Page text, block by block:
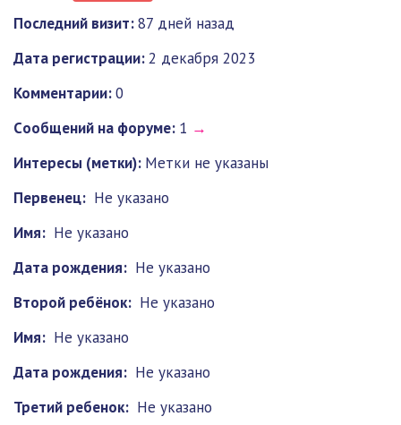
Последний визит:87 дней назад
Дата регистрации:2 декабря 2023
Комментарии:0
Cообщений на форуме: 1 →
Интересы (метки): Метки не указаны
Первенец: Не указано
Имя: Не указано
Дата рождения: Не указано
Второй ребёнок: Не указано
Имя: Не указано
Дата рождения: Не указано
Третий ребенок: Не указано